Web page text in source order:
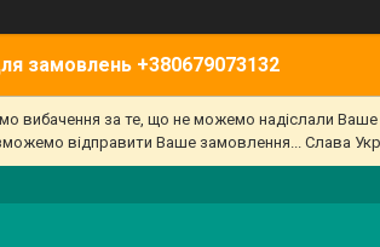
замовлень +380679073132
вибачення за те, що не можемо надіслали
відправити Ваше замовлення... Слава